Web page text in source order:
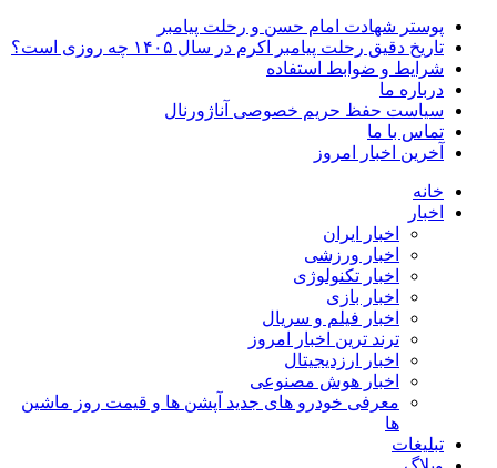
پوستر شهادت امام حسن و رحلت پیامبر
تاریخ دقیق رحلت پیامبر اکرم در سال ۱۴۰۵ چه روزی است؟
شرایط و ضوابط استفاده
درباره ما
سیاست حفظ حریم خصوصی آناژورنال
تماس با ما
آخرین اخبار امروز
خانه
اخبار
اخبار ایران
اخبار ورزشی
اخبار تکنولوژی
اخبار بازی
اخبار فیلم و سریال
ترند ترین اخبار امروز
اخبار ارزدیجیتال
اخبار هوش مصنوعی
معرفی خودرو های جدید آپشن‌ ها و قیمت روز ماشین‌
ها
تبلیغات